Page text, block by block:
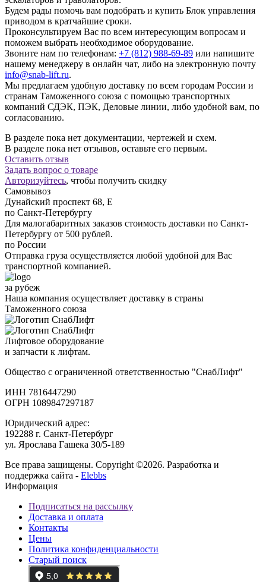
Будем рады помочь вам подобрать и купить Блок управления
приводом в кратчайшие сроки.
Проконсультируем Вас по всем интересующим вопросам и
поможем выбрать необходимое оборудование.
Звоните нам по телефонам: +7 (812) 988-69-89 или напишите
нашему менеджеру в онлайн чат, либо на электронную почту
info@snab-lift.ru.
Мы предлагаем удобную доставку по всем городам России и
странам Таможенного союза с помощью транспортных
компаний СДЭК, ПЭК, Деловые линии, либо удобной вам, по
согласованию.
В разделе пока нет документации, чертежей и схем.
В разделе пока нет отзывов, оставьте его первым.
Оставить отзыв
Задать вопрос о товаре
Авторизуйтесь, чтобы получить скидку
Самовывоз
Дунайский проспект 68, Е
по Санкт-Петербургу
Для малогабаритных заказов стоимость доставки по Санкт-
Петербургу от 500 рублей.
по России
Отправка груза осуществляется любой удобной для Вас
транспортной компанией.
за рубеж
Наша компания осуществляет доставку в страны
Таможенного союза
Лифтовое оборудование
и запчасти к лифтам.
Общество с ограниченной ответственностью "СнабЛифт"
ИНН 7816447290
ОГРН 1089847297187
Юридический адрес:
192288 г. Санкт-Петербург
ул. Ярослава Гашека 30/5-189
Все права защищены. Copyright ©2026. Разработка и
поддержка сайта - Elebbs
Информация
Подписаться на рассылку
Доставка и оплата
Контакты
Цены
Политика конфиденциальности
Старый поиск